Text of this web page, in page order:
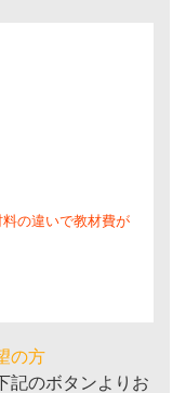
の違いで教材費が
の方
記のボタンよりお